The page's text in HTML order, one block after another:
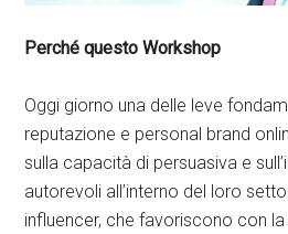
Perché questo Workshop
Oggi giorno una delle leve
reputazione e personal brand
sulla capacità di persuasiva e
autorevoli all’interno del loro
influencer, che favoriscono con